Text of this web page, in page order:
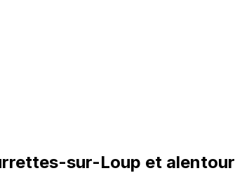
sur-Loup et